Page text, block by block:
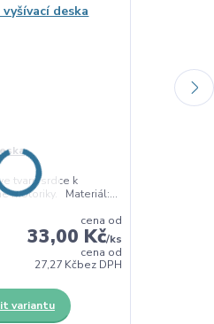
tvaru srdce k
motoriky. Materiál:...
cena od
33,00 Kč/ks
cena od
27,27 Kčbez DPH
variantu